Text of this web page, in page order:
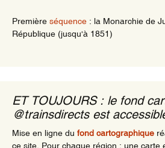
Première séquence : la Monarchie de
République (jusqu'à 1851)
ET TOUJOURS : le fond
@trainsdirects est
Mise en ligne du fond cartographique
ce site. Pour chaque région : une carte